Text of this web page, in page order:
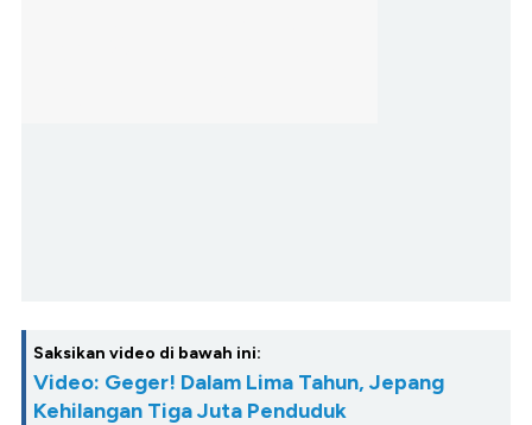
Saksikan video di bawah ini:
Video: Geger! Dalam Lima Tahun, Jepang
Kehilangan Tiga Juta Penduduk